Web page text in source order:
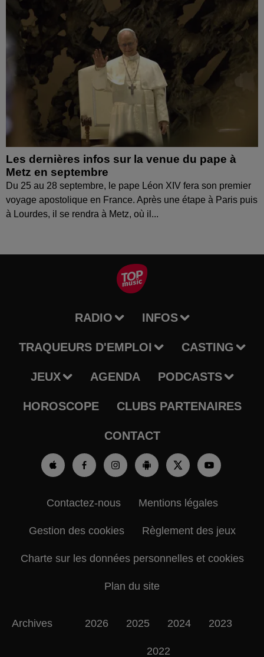
Les dernières infos sur la venue du pape à
Metz en septembre
Du 25 au 28 septembre, le pape Léon XIV fera son premier
voyage apostolique en France. Après une étape à Paris puis
à Lourdes, il se rendra à Metz, où il...
RADIO INFOS
TRAQUEURS D'EMPLOI CASTING
JEUX AGENDA PODCASTS
HOROSCOPE CLUBS PARTENAIRES
CONTACT
Contactez-nous Mentions légales
Gestion des cookies Règlement des jeux
Charte sur les données personnelles et cookies
Plan du site
Archives 2026 2025 2024 2023
2022